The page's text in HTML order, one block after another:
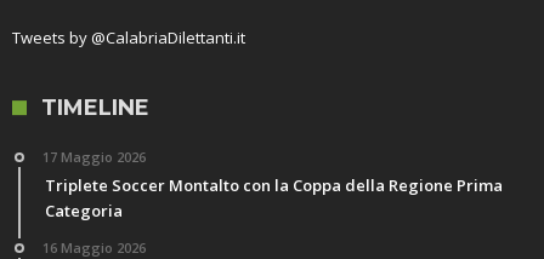
Tweets by @CalabriaDilettanti.it
TIMELINE
17 Maggio 2026
Triplete Soccer Montalto con la Coppa della Regione Prima
Categoria
16 Maggio 2026